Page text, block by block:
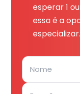
esperar 1
essa é a
especializar.